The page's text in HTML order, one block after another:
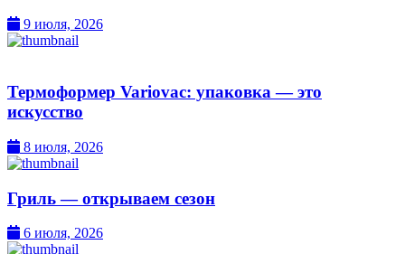
9 июля, 2026
Термоформер Variovac: упаковка — это
искусство
8 июля, 2026
Гриль — открываем сезон
6 июля, 2026